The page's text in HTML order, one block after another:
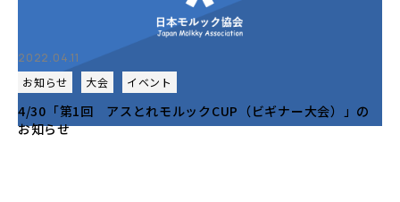
2022.04.11
お知らせ
大会 イベント
4/30「第1回 アスとれモルックCUP（ビギナー大会）」の
お知らせ